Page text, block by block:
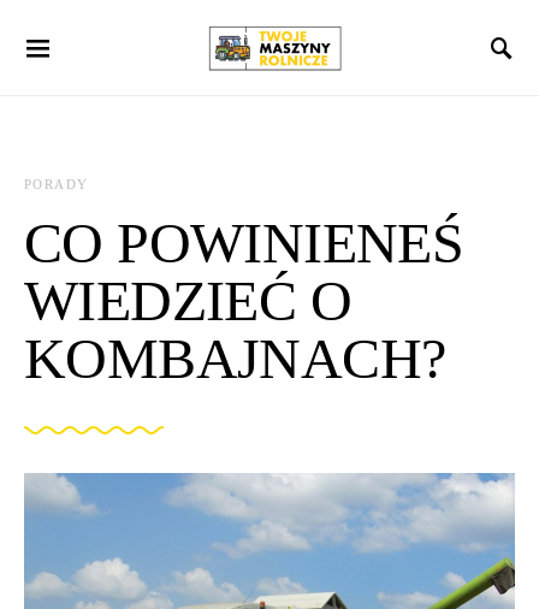
PORADY
CO POWINIENEŚ
WIEDZIEĆ O
KOMBAJNACH?